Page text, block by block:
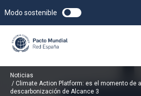
Modo sostenible
Noticias
Climate Action Platform: es el momento de
descarbonización de Alcance 3